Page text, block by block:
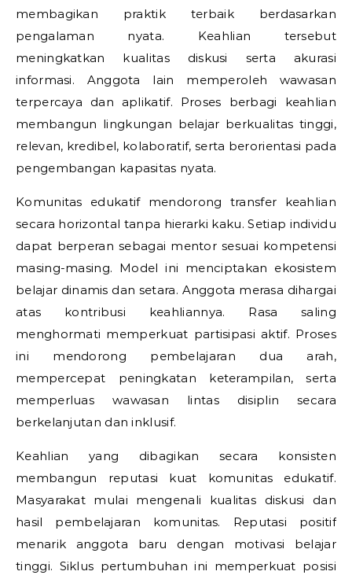
membagikan praktik terbaik berdasarkan
pengalaman nyata. Keahlian tersebut
meningkatkan kualitas diskusi serta akurasi
informasi. Anggota lain memperoleh wawasan
terpercaya dan aplikatif. Proses berbagi keahlian
membangun lingkungan belajar berkualitas tinggi,
relevan, kredibel, kolaboratif, serta berorientasi pada
pengembangan kapasitas nyata.
Komunitas edukatif mendorong transfer keahlian
secara horizontal tanpa hierarki kaku. Setiap individu
dapat berperan sebagai mentor sesuai kompetensi
masing-masing. Model ini menciptakan ekosistem
belajar dinamis dan setara. Anggota merasa dihargai
atas kontribusi keahliannya. Rasa saling
menghormati memperkuat partisipasi aktif. Proses
ini mendorong pembelajaran dua arah,
mempercepat peningkatan keterampilan, serta
memperluas wawasan lintas disiplin secara
berkelanjutan dan inklusif.
Keahlian yang dibagikan secara konsisten
membangun reputasi kuat komunitas edukatif.
Masyarakat mulai mengenali kualitas diskusi dan
hasil pembelajaran komunitas. Reputasi positif
menarik anggota baru dengan motivasi belajar
tinggi. Siklus pertumbuhan ini memperkuat posisi